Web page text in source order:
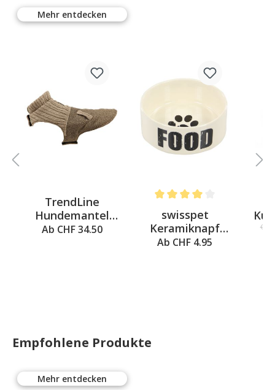
Mehr entdecken
out of 5 starsTrendLine
Hundemantel
Forest, L - 35cm
Ab CHF 34.50
Average rating of 4 out of 5
swisspet
Keramiknapf
FOOD, S ø
Ab CHF 4.95
CHF
Empfohlene Produkte
Mehr entdecken